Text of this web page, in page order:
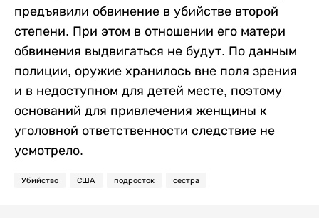
предъявили обвинение в убийстве второй
степени. При этом в отношении его матери
обвинения выдвигаться не будут. По данным
полиции, оружие хранилось вне поля зрения
и в недоступном для детей месте, поэтому
оснований для привлечения женщины к
уголовной ответственности следствие не
усмотрело.
Убийство США подросток сестра